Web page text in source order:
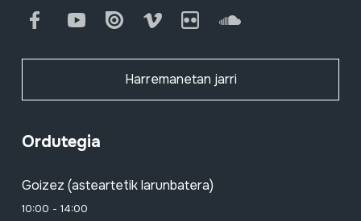
FacebookYoutube Issuu Vimeo Flickr SoundCloud
Harremanetan jarri
Ordutegia
Goizez (asteartetik larunbatera)
10:00 - 14:00